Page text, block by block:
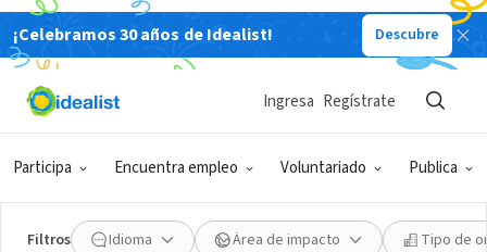
¡Celebramos 30 años de Idealist! Descubre
Participa Encuentra empleo Voluntariado Publica
Ingresa Regístrate
Filtros Idioma Área de impacto Tipo de
ORGANIZACIÓN SIN FIN DE LUCRO
SFK - Success for Kids Miami
Acerca de